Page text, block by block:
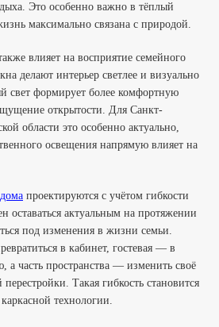
Это особенно важно в тёплый
максимально связана с природой.
влияет на восприятие семейного
делают интерьер светлее и визуально
свет формирует более комфортную
открытости. Для Санкт-
области это особенно актуально,
освещения напрямую влияет на
проектируются с учётом гибкости
оставаться актуальным на протяжении
под изменения в жизни семьи.
в кабинет, гостевая — в
а часть пространства — изменить своё
перестройки. Такая гибкость становится
технологии.